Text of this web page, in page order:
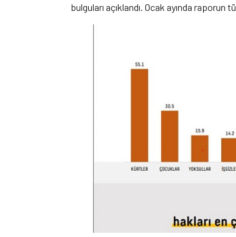
bulguları açıklandı. Ocak ayında raporun